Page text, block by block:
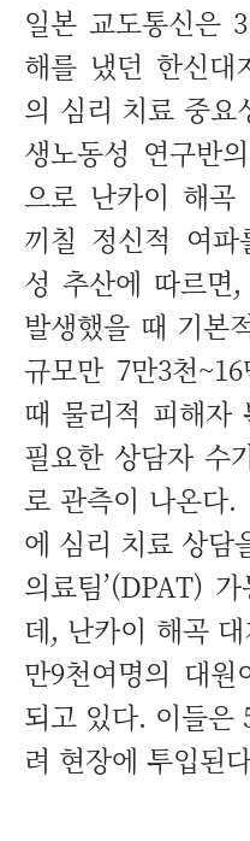
일본 교도통신은
해를 냈던 한신
의 심리 치료 중요
생노동성 연구반
으로 난카이 해곡
끼칠 정신적 여
성 추산에 따르면
발생했을 때 기본
규모만 7만3천
때 물리적 피해자
필요한 상담자 수
로 관측이 나온다
에 심리 치료 상담
의료팀’(DPAT)
데, 난카이 해곡
만9천여명의 대
되고 있다. 이들은
려 현장에 투입된